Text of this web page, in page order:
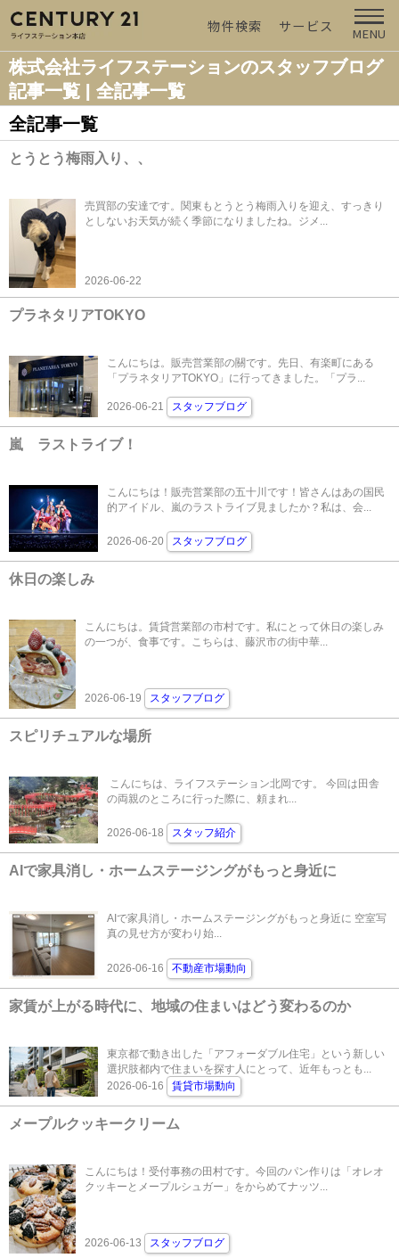
物件検索 サービス MENU
株式会社ライフステーションのスタッフブログ
記事一覧 | 全記事一覧
全記事一覧
とうとう梅雨入り、、
売買部の安達です。関東もとうとう梅雨入りを迎え、すっきり
としないお天気が続く季節になりましたね。ジメ...
2026-06-22
プラネタリアTOKYO
こんにちは。販売営業部の關です。先日、有楽町にある
「プラネタリアTOKYO」に行ってきました。「プラ...
2026-06-21 スタッフブログ
嵐 ラストライブ！
こんにちは！販売営業部の五十川です！皆さんはあの国民
的アイドル、嵐のラストライブ見ましたか？私は、会...
2026-06-20 スタッフブログ
休日の楽しみ
こんにちは。賃貸営業部の市村です。私にとって休日の楽しみ
の一つが、食事です。こちらは、藤沢市の街中華...
2026-06-19 スタッフブログ
スピリチュアルな場所
こんにちは、ライフステーション北岡です。 今回は田舎
の両親のところに行った際に、頼まれ...
2026-06-18 スタッフ紹介
AIで家具消し・ホームステージングがもっと身近に
AIで家具消し・ホームステージングがもっと身近に 空室写
真の見せ方が変わり始...
2026-06-16 不動産市場動向
家賃が上がる時代に、地域の住まいはどう変わるのか
東京都で動き出した「アフォーダブル住宅」という新しい
選択肢都内で住まいを探す人にとって、近年もっとも...
2026-06-16
賃貸市場動向
メープルクッキークリーム
こんにちは！受付事務の田村です。今回のパン作りは「オレオ
クッキーとメープルシュガー」をからめてナッツ...
2026-06-13 スタッフブログ